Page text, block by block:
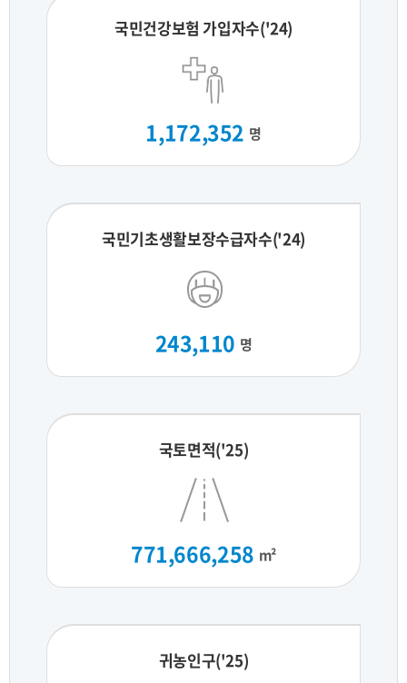
국민건강보험 가입자수('24)
1,172,352 명
국민기초생활보장수급자수('24)
243,110 명
국토면적('25)
771,666,258 m²
귀농인구('25)